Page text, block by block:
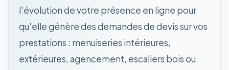
l'évolution de votre présence en ligne pour
qu'elle génère des demandes de devis sur vos
prestations : menuiseries intérieures,
extérieures, agencement, escaliers bois ou